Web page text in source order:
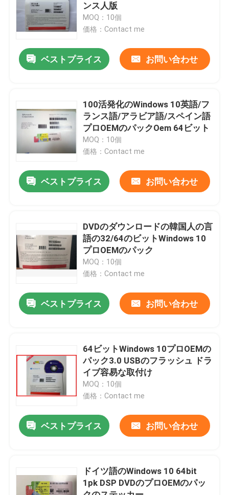
ビデオ
私達について
品質管理
私達に連絡しなさい
ニュース
ソフトウェア免許証のキー
ンス人版
MOQ：10個
価格：Contact me
ベストプライス お問い合わせ
100活発化のWindows 10英語/フ
ランス語/アラビア語/スペイン語
プロOEMのパックOem 64ビット
MOQ：10個
価格：Contact me
ベストプライス お問い合わせ
DVDのダウンロードの韓国人の言
語の32/64のビットWindows 10
プロOEMのパック
MOQ：10個
価格：Contact me
ベストプライス お問い合わせ
64ビットWindows 10プロOEMの
パック3.0 USBのフラッシュ ドラ
イブ容易な取付け
MOQ：10個
価格：Contact me
ベストプライス お問い合わせ
ドイツ語のWindows 10 64bit
1pk DSP DVDのプロOEMのパッ